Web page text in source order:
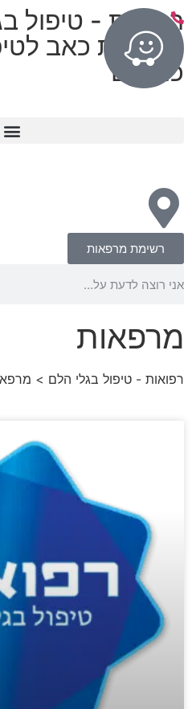
רפואות - טיפול
מרפאות כאב
כרוניים
רשימת מרפאות
מרפאות
רפואות - טיפול בגלי הלם >